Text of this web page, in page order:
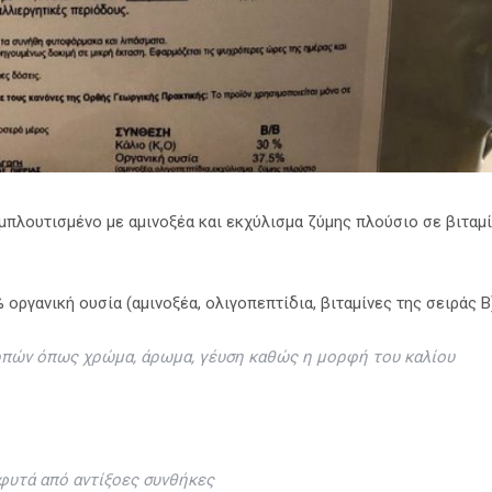
με αμινοξέα και εκχύλισμα ζύμης πλούσιο σε
ουσία (αμινοξέα, ολιγοπεπτίδια, βιταμίνες της σειράς
όπως χρώμα, άρωμα, γέυση καθώς η μορφή του καλίου
από αντίξοες συνθήκες